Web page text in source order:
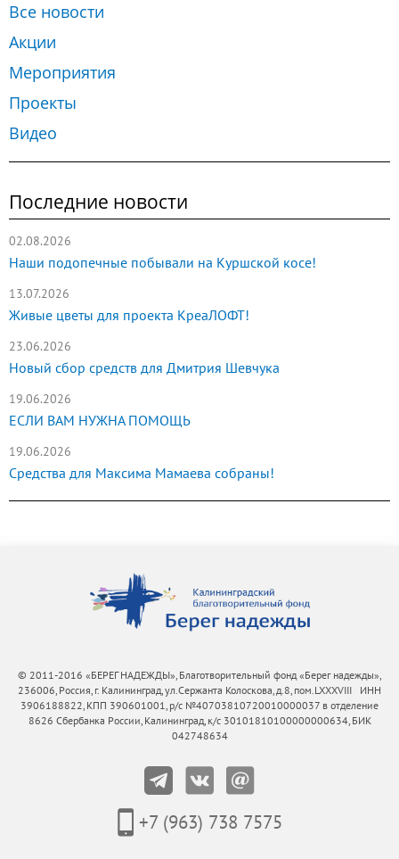
Все новости
Акции
Мероприятия
Проекты
Видео
Последние новости
02.08.2026
Наши подопечные побывали на Куршской косе!
13.07.2026
Живые цветы для проекта КреаЛОФТ!
23.06.2026
Новый сбор средств для Дмитрия Шевчука
19.06.2026
ЕСЛИ ВАМ НУЖНА ПОМОЩЬ
19.06.2026
Средства для Максима Мамаева собраны!
© 2011-2016 «БЕРЕГ НАДЕЖДЫ», Благотворительный фонд «Берег надежды»,
236006, Россия, г. Калининград, ул.Сержанта Колоскова, д.8, пом.LXXXVIII ИНН
3906188822, КПП 390601001, р/с №40703810720010000037 в отделение
8626 Сбербанка России, Калининград, к/с 30101810100000000634, БИК
042748634
+7 (963) 738 7575